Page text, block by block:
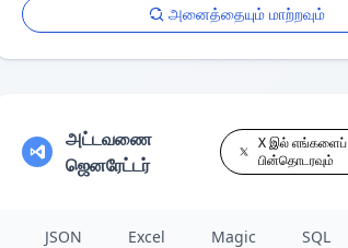
அனைத்தையும் மாற்றவும்
அட்டவணை
ஜெனரேட்டர்
X இல் எங்களைப்
பின்தொடரவும்
JSON Excel Magic SQL